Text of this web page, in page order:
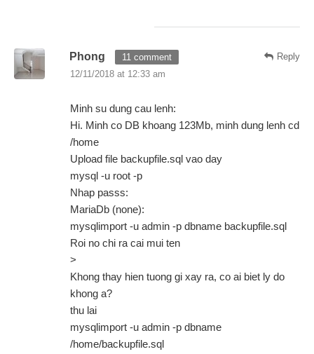
Reply
Phong
11 comment
12/11/2018 at 12:33 am
Minh su dung cau lenh:
Hi. Minh co DB khoang 123Mb, minh dung lenh cd
/home
Upload file backupfile.sql vao day
mysql -u root -p
Nhap passs:
MariaDb (none):
mysqlimport -u admin -p dbname backupfile.sql
Roi no chi ra cai mui ten
>
Khong thay hien tuong gi xay ra, co ai biet ly do
khong a?
thu lai
mysqlimport -u admin -p dbname
/home/backupfile.sql